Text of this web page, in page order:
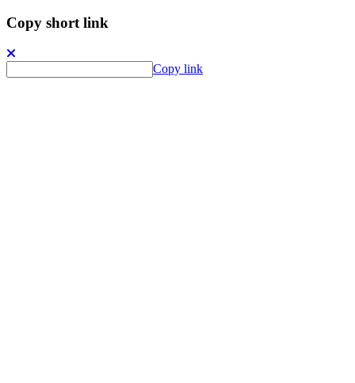
Copy short link
Copy link